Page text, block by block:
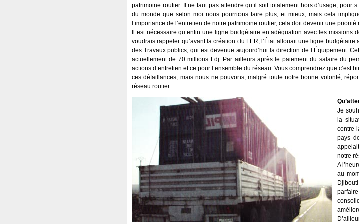
patrimoine routier. Il ne faut pas attendre qu’il soit totalement hors d’usage, pour
du monde que selon moi nous pourrions faire plus, et mieux, mais cela
l’importance de l’entretien de notre patrimoine routier, cela doit devenir une priorité
Il est nécessaire qu’enfin une ligne budgétaire en adéquation avec les
voudrais rappeler qu’avant la création du FER, l’État allouait une ligne
des Travaux publics, qui est devenue aujourd’hui la direction de l’Équipement.
actuellement de 70 millions Fdj. Par ailleurs après le paiement du salaire du
actions d’entretien et ce pour l’ensemble du réseau. Vous comprendrez que c’est
ces défaillances, mais nous ne pouvons, malgré toute notre bonne volonté,
réseau routier.
Je
la
contre
pays
notre
A
au